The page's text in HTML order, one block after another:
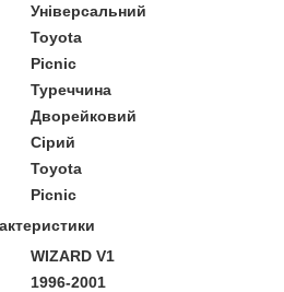
Універсальний
Toyota
Picnic
Туреччина
Дворейковий
Сірий
Toyota
Picnic
WIZARD V1
1996-2001